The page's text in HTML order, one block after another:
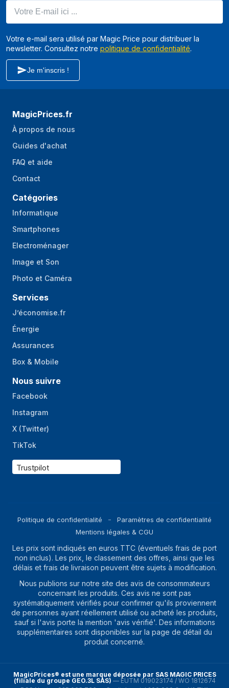
Tuyau inclus Oui
Votre e-mail sera utilisé par Magic Price pour distribuer la
newsletter. Consultez notre politique de confidentialité.
Je m'inscris !
MagicPrices.fr
À propos de nous
Guides d'achat
FAQ et aide
Contact
Catégories
Informatique
Smartphones
Electroménager
Image et Son
Photo et Caméra
Services
J’économise.fr
Énergie
Assurances
Box & Mobile
Nous suivre
Facebook
Instagram
X (Twitter)
TikTok
Trustpilot
Politique de confidentialité
Paramètres de confidentialité
Mentions légales & CGU
Les prix sont indiqués en euros TTC (éventuels frais de port
non inclus). Les prix, le classement des offres, ainsi que les
délais et frais de livraison peuvent être sujets à modification.
Nous publions sur notre site des avis de consommateurs
concernant les produits. Ces avis ne sont pas
systématiquement vérifiés pour confirmer qu'ils proviennent
de personnes ayant réellement utilisé ou acheté les produits,
sauf si l'avis porte la mention 'avis vérifié'. Des informations
supplémentaires sont disponibles sur la page de détail du
produit concerné.
MagicPrices® est une marque déposée par SAS MAGIC PRICES
(filiale du groupe GEO.3L SAS) — EUTM 019023174 / WO 1812674